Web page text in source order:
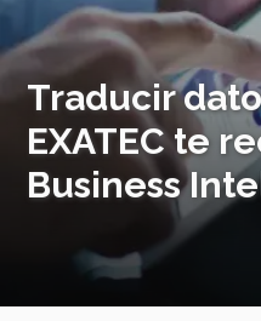
Traducir
EXATEC te
Business